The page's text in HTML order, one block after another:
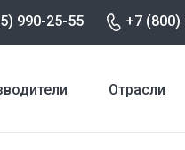
990-25-55 +7 (800)
Отрасли